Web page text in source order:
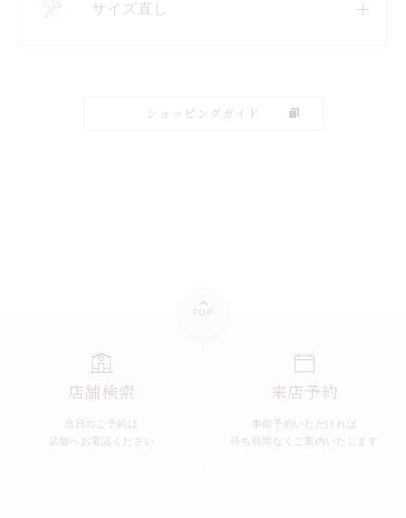
サイズ直し
ショッピングガイド
TOP
店舗検索
当日のご予約は
店舗へお電話ください
来店予約
事前予約いただければ
待ち時間なくご案内いたします